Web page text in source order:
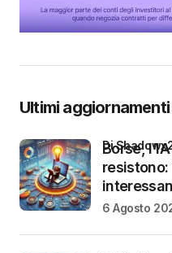
Ultimi aggiornamenti
Borse,
di
6 Agosto